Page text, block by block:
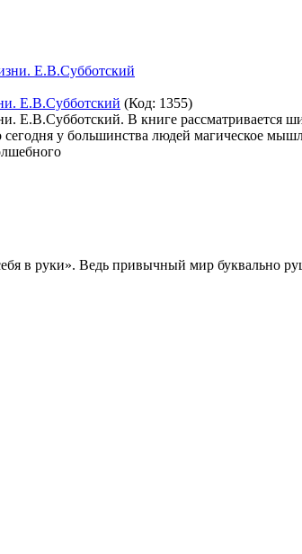
Е.В.Субботский (Код: 1355)
Е.В.Субботский. В книге рассматривается
у большинства людей магическое
в руки». Ведь привычный мир буквально